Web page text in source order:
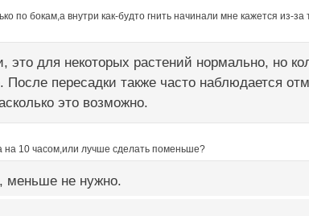
по бокам,а внутри как-будто гнить начинали мне кажется из-за
это для некоторых растений нормально, но
пересадки также часто наблюдается
это возможно.
10 часом,или лучше сделать поменьше?
меньше не нужно.